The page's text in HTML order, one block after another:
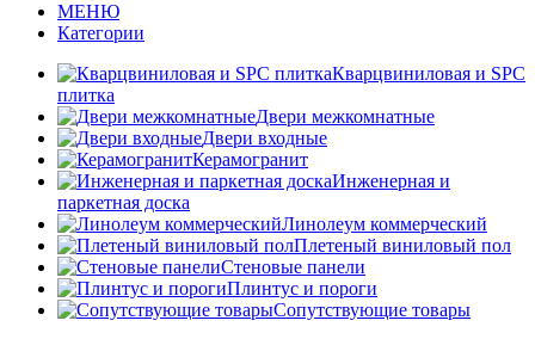
МЕНЮ
Категории
Кварцвиниловая и SPC
плитка
Двери межкомнатные
Двери входные
Керамогранит
Инженерная и
паркетная доска
Линолеум коммерческий
Плетеный виниловый пол
Стеновые панели
Плинтус и пороги
Сопутствующие товары